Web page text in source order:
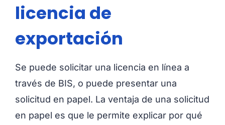
licencia de
exportación
Se puede solicitar una licencia en línea a
través de BIS, o puede presentar una
solicitud en papel. La ventaja de una solicitud
en papel es que le permite explicar por qué